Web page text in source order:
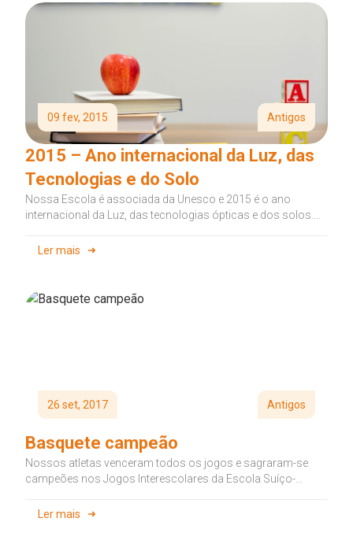
09 fev, 2015 Antigos
2015 – Ano internacional da Luz, das
Tecnologias e do Solo
Nossa Escola é associada da Unesco e 2015 é o ano
internacional da Luz, das tecnologias ópticas e dos solos....
Ler mais
26 set, 2017 Antigos
Basquete campeão
Nossos atletas venceram todos os jogos e sagraram-se
campeões nos Jogos Interescolares da Escola Suíço-
Ler mais